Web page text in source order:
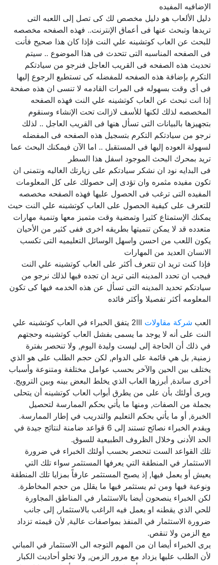
الإضافيه المفيده
دليل الألعاب هو دليل مخصص لك كى تصل إلى اللعبه التى
تريدها وتبحث عنها فى أعماق الإنترنت.. فهذه الصفحه مخصصه
للبحث عن العاب كوتشينه علي النت فإذا كان هذا صحيح فأنت
فى الصفحه المناسبه التى تتحدث فى هذا الموضوع .. سيتم
تحديث هذه الصفحه فى القريب العاجل فنرجو من سيادتكم
التكرم بإضافة هذه الصفحه للمفضله كى تستطيع الرجوع إليها
فى أى وقت بسهوله فى المرات القادمه لا تنسى ان هذه صفحة
إذا انت تبحث عن العاب كوتشينه علي النت فهذه الصفحه
المخصصه لذلك لكنها للأسف لازالت تحت الإنشاء وسنقوم
بتجهيزها بالبيانات التى تسأل هنها فى القريب العاجل .. لذلك
نرجو من سيادتكم التكرم بتسجيل هذه الصفحه فى المفضله
لسهولة العوده إليها فى المستقبل .. اما الآن فيمكنك البحث عما
تريد بمحرك البحث الموجود اسفل هذا السطر
فى البدايه نود ان نشكر سيادتكم على زيارتك الغاليه ونتمنى ان
تكون مفيده مثمره وان تؤدى إلى حصولك على كل المعلومات
المفيده التى ترغب فى الحصول عليها فهذه الصفحه مخصصه
للتعرف على كيفية الحصول على العاب كوتشينه علي النت حيث
يمكنك الإستمتاع كثيرا وتمضية وقت متميز معها وتنمية مهارات
متعدده قد لا يمكن تنميتها بطريقه اخرى ففى كثير من الأحيان
يكون اللعب من احسن واسهل الوسائل التعليميه التى تكسب
الانسان العديد من المهارات
فإذا كنت تريد ان تتعرف أكثر على العاب كوتشينه علي النت
فيجب ان تحدد المدينه التى تريد ان تجده فيها لذلك نرجو من
سيادتكم تحديد المدينه التى تسأل عن هذه الخدمه فيها كى تكون
المعلومه أكثر تفصيلا وأكثر فائده
العبشركة مقاولات
2lll يتفق الخبراء في العاب كوتشينه علي
النت على أنه لا يوجد ما يسمى بفشل العاب كوتشينه وحجتهم
في ذلك أن الحاجة إلى ليست وليدة اليوم, ولا تنحصر بفترة
زمنية, بل هي قائمة على الدوام, لكن حجم الطلب على هو الذي
يختلف بين الحين والآخر بحسب عوامل مختلفة ومتنوعة وأسباب
أخرى ساندة, أبرزها العاب الذي يخلط البعض بينه وبين الترويج.
ويرى أولئك بأن على من يطرق أبواب العاب كوتشينه أن يتحلى
بجملة من الصفات, ومنها ما يأتي بحكم الممارسة لتحصيل
الخبرة, أو ما يأتي بحكم التعليم والتدريب في إطار الممارسة.
ويقدم الخبراء نصائح تستند إلى 6 قواعد ضامنة لنتائج جيدة في
الحد الأدنى وخلال الظروف الطبيعية للسوق.
تلك القواعد الست تنحصر بحسب أولئك الخبراء في ضرورة
الاستثمار في المنطقة التي يعرفها المستثمر سواء تلك التي
يعيش أو يعمل فيها, إذ يصبح المستثمر عارفاً بمزايا تلك المنطقة
ونوعية فيها ومن ثم يستثمر فيها ما يقلل من حجم المخاطرة.
لكن الخبراء ينصحون أيضا بالاستثمار في المناطق المجاورة
للحي الذي يقطنه او يعمل فيه الراغب بالاستثمار, إلى جانب
ضرورة الاستثمار في المنفذ بمواصفات عالية, لأن قيمته تزداد
مع الزمن ولا تنقص.
يرى الخبراء أيضا ان من المهم التوجه الى الاستثمار في المباني
لأن الطلب عليها يزداد مع مرور الزمن, ولا تخلو أحاديث الكبار